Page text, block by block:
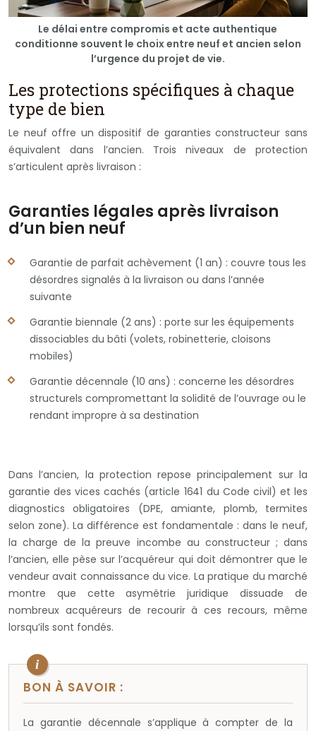
Le délai entre compromis et acte authentique
conditionne souvent le choix entre neuf et ancien selon
l’urgence du projet de vie.
Les protections spécifiques à chaque
type de bien
Le neuf offre un dispositif de garanties constructeur sans
équivalent dans l’ancien. Trois niveaux de protection
s’articulent après livraison :
Garanties légales après livraison
d’un bien neuf
Garantie de parfait achèvement (1 an) : couvre tous les
désordres signalés à la livraison ou dans l’année
suivante
Garantie biennale (2 ans) : porte sur les équipements
dissociables du bâti (volets, robinetterie, cloisons
mobiles)
Garantie décennale (10 ans) : concerne les désordres
structurels compromettant la solidité de l’ouvrage ou le
rendant impropre à sa destination
Dans l’ancien, la protection repose principalement sur la
garantie des vices cachés (article 1641 du Code civil) et les
diagnostics obligatoires (DPE, amiante, plomb, termites
selon zone). La différence est fondamentale : dans le neuf,
la charge de la preuve incombe au constructeur ; dans
l’ancien, elle pèse sur l’acquéreur qui doit démontrer que le
vendeur avait connaissance du vice. La pratique du marché
montre que cette asymétrie juridique dissuade de
nombreux acquéreurs de recourir à ces recours, même
lorsqu’ils sont fondés.
BON À SAVOIR :
La garantie décennale s’applique à compter de la